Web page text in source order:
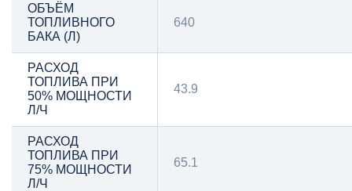
ОБЪЁМ
ТОПЛИВНОГО
БАКА (Л)
640
РАСХОД
ТОПЛИВА ПРИ
50% МОЩНОСТИ
Л/Ч
43.9
РАСХОД
ТОПЛИВА ПРИ
75% МОЩНОСТИ
Л/Ч
65.1